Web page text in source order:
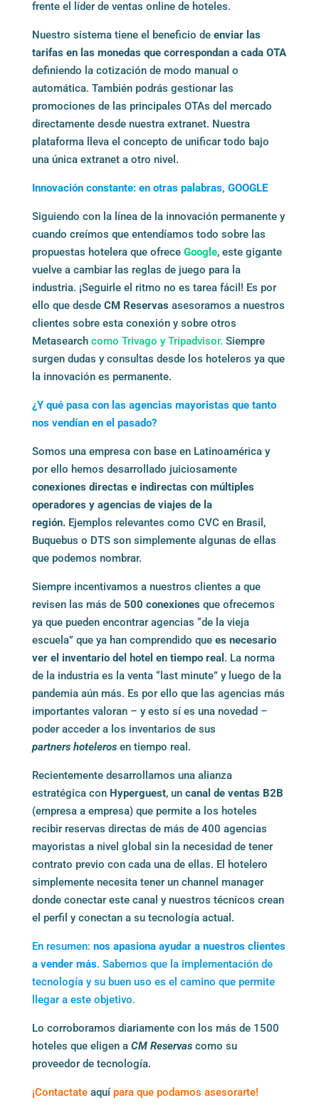
frente el líder de ventas online de hoteles.
Nuestro sistema tiene el beneficio de enviar las
tarifas en las monedas que correspondan a cada OTA
definiendo la cotización de modo manual o
automática. También podrás gestionar las
promociones de las principales OTAs del mercado
directamente desde nuestra extranet. Nuestra
plataforma lleva el concepto de unificar todo bajo
una única extranet a otro nivel.
Innovaciónconstante:en otras palabras, GOOGLE
Siguiendo con la línea de la innovación permanente y
cuando creímos que entendíamos todo sobre las
propuestas hotelera que ofrece Google, este gigante
vuelve a cambiar las reglas de juego para la
industria. ¡Seguirle el ritmo no es tarea fácil! Es por
ello que desde CM Reservasasesoramos a nuestros
clientes sobre esta conexión y sobre otros
Metasearchcomo Trivago y Tripadvisor. Siempre
surgen dudas y consultas desde los hoteleros ya que
la innovación es permanente.
¿Y quépasa con las agencias mayoristas que tanto
nos vendían en el pasado?
Somos una empresa con base en Latinoamérica y
por ello hemos desarrollado juiciosamente
conexiones directas e indirectascon múltiples
operadores y agencias de viajes de la
región.Ejemplos relevantes como CVC en Brasil,
Buquebus o DTS son simplemente algunas de ellas
que podemos nombrar.
Siempre incentivamos a nuestros clientes a que
revisen las más de 500 conexionesque ofrecemos
ya que pueden encontrar agencias “de la vieja
escuela” que ya han comprendido que es necesario
ver el inventario del hotel en tiempo real . La norma
de la industria es la venta “last minute” y luego de la
pandemia aún más. Es por ello que las agencias más
importantes valoran – y esto sí es una novedad –
poder acceder a los inventarios de sus
partners hotelerosen tiempo real.
Recientemente desarrollamos una alianza
estratégica con Hyperguest, un canal de ventas B2B
(empresa a empresa) que permite a los hoteles
recibir reservas directas de más de 400 agencias
mayoristas a nivel global sin la necesidad de tener
contrato previo con cada una de ellas. El hotelero
simplemente necesita tener un channel manager
donde conectar este canal y nuestros técnicos crean
el perfil y conectan a su tecnología actual.
En resumen: nos apasiona ayudar a nuestros clientes
a vender más. Sabemos que la implementación de
tecnología y su buen uso es el camino que permite
llegar a este objetivo.
Lo corroboramos diariamente con los más de 1500
hoteles que eligen a CM Reservascomo su
proveedor de tecnología.
¡Contactate aquí para que podamos asesorarte!